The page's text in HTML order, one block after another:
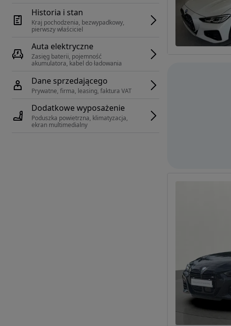
Historia i stan
Kraj pochodzenia, bezwypadkowy,
pierwszy właściciel
Auta elektryczne
Zasięg baterii, pojemność
akumulatora, kabel do ładowania
Dane sprzedającego
Prywatne, firma, leasing, faktura VAT
Dodatkowe wyposażenie
Poduszka powietrzna, klimatyzacja,
ekran multimedialny